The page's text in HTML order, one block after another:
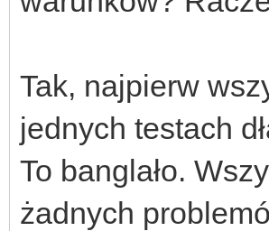
Tak, najpierw
jednych testach
To banglało.
żadnych